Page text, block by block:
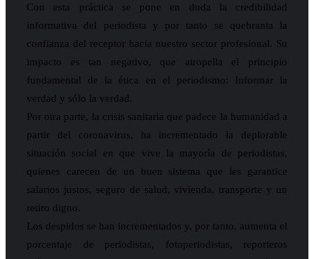
Con esta práctica se pone en duda la credibilidad
informativa del periodista y por tanto se quebranta la
confianza del receptor hacia nuestro sector profesional. Su
impacto es tan negativo, que atropella el principio
fundamental de la ética en el periodismo: Informar la
verdad y sólo la verdad.
Por otra parte, la crisis sanitaria que padece la humanidad a
partir del coronavirus, ha incrementado la deplorable
situación social en que vive la mayoría de periodistas,
quienes carecen de un buen sistema que les garantice
salarios justos, seguro de salud, vivienda, transporte y un
retiro digno.
Los despidos se han incrementados y, por tanto, aumenta el
porcentaje de periodistas, fotoperiodistas, reporteros